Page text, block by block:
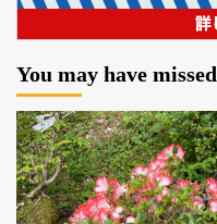
You may have missed